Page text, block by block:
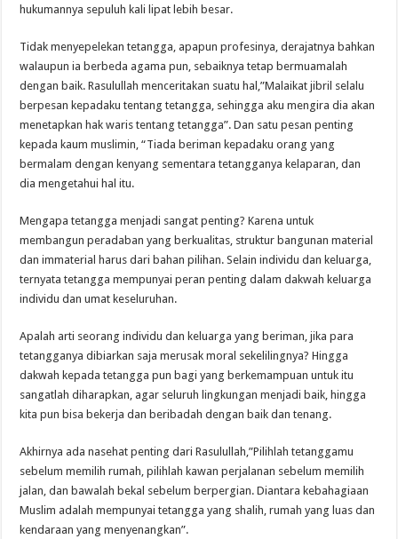
hukumannya sepuluh kali lipat lebih besar.
Tidak menyepelekan tetangga, apapun profesinya, derajatnya bahkan
walaupun ia berbeda agama pun, sebaiknya tetap bermuamalah
dengan baik. Rasulullah menceritakan suatu hal,”Malaikat jibril selalu
berpesan kepadaku tentang tetangga, sehingga aku mengira dia akan
menetapkan hak waris tentang tetangga”. Dan satu pesan penting
kepada kaum muslimin, “Tiada beriman kepadaku orang yang
bermalam dengan kenyang sementara tetangganya kelaparan, dan
dia mengetahui hal itu.
Mengapa tetangga menjadi sangat penting? Karena untuk
membangun peradaban yang berkualitas, struktur bangunan material
dan immaterial harus dari bahan pilihan. Selain individu dan keluarga,
ternyata tetangga mempunyai peran penting dalam dakwah keluarga
individu dan umat keseluruhan.
Apalah arti seorang individu dan keluarga yang beriman, jika para
tetangganya dibiarkan saja merusak moral sekelilingnya? Hingga
dakwah kepada tetangga pun bagi yang berkemampuan untuk itu
sangatlah diharapkan, agar seluruh lingkungan menjadi baik, hingga
kita pun bisa bekerja dan beribadah dengan baik dan tenang.
Akhirnya ada nasehat penting dari Rasulullah,”Pilihlah tetanggamu
sebelum memilih rumah, pilihlah kawan perjalanan sebelum memilih
jalan, dan bawalah bekal sebelum berpergian. Diantara kebahagiaan
Muslim adalah mempunyai tetangga yang shalih, rumah yang luas dan
kendaraan yang menyenangkan”.